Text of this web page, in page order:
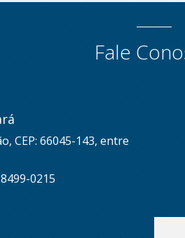
Fale
CEP: 66045-143, entre
0215